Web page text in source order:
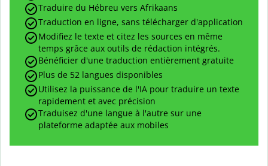
Traduire du Hébreu vers Afrikaans
Traduction en ligne, sans télécharger d'application
Modifiez le texte et citez les sources en même
temps grâce aux outils de rédaction intégrés.
Bénéficier d'une traduction entièrement gratuite
Plus de 52 langues disponibles
Utilisez la puissance de l'IA pour traduire un texte
rapidement et avec précision
Traduisez d'une langue à l'autre sur une
plateforme adaptée aux mobiles